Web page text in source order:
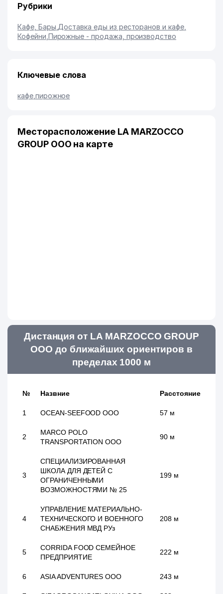
Рубрики
Кафе, Бары Доставка еды из ресторанов и кафе,
Кофейни Пирожные - продажа, производство
Ключевые слова
кафе, пирожное
Месторасположение LA MARZOСCO
GROUP ООО на карте
Дистанция от LA MARZOСCO GROUP
ООО до ближайших ориентиров в
пределах 1000 м
№ Назвние Расстояние
1 OCEAN-SEEFOOD ООО 57 м
2
MARCO POLO
TRANSPORTATION ООО
90 м
3
СПЕЦИАЛИЗИРОВАННАЯ
ШКОЛА ДЛЯ ДЕТЕЙ С
ОГРАНИЧЕННЫМИ
ВОЗМОЖНОСТЯМИ № 25
199 м
4
УПРАВЛЕНИЕ МАТЕРИАЛЬНО-
ТЕХНИЧЕСКОГО И ВОЕННОГО
СНАБЖЕНИЯ МВД РУз
208 м
5
CORRIDA FOOD СЕМЕЙНОЕ
ПРЕДПРИЯТИЕ
222 м
6 ASIA ADVENTURES ООО 243 м